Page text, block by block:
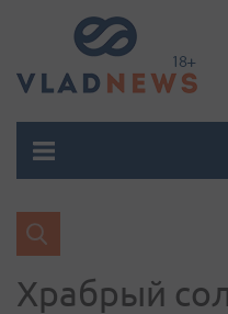
Храбрый